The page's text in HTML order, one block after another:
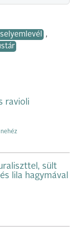
,
ravioli
sült
lila hagymával